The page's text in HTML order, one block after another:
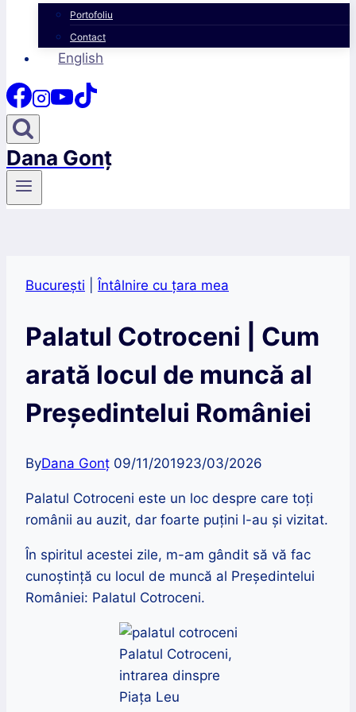
Portofoliu
Contact
English
Dana Gonț
București Întâlnire cu țara mea
Palatul Cotroceni | Cum
arată locul de muncă al
Președintelui României
ByDana Gonț 09/11/201923/03/2026
Palatul Cotroceni este un loc despre care toți
românii au auzit, dar foarte puțini l-au și vizitat.
În spiritul acestei zile, m-am gândit să vă fac
cunoștință cu locul de muncă al Președintelui
României: Palatul Cotroceni.
Palatul Cotroceni,
intrarea dinspre
Piața Leu